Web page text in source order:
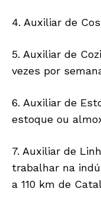
4. Auxiliar de
5. Auxiliar de
vezes por
6. Auxiliar de
estoque ou
7. Auxiliar de
trabalhar na
a 110 km de